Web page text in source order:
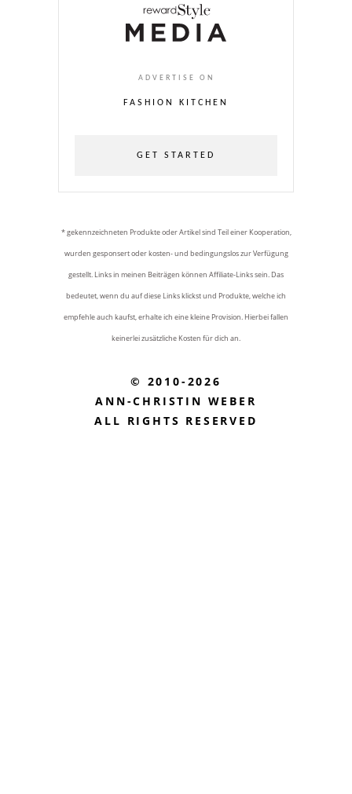
ADVERTISE ON
FASHION KITCHEN
GET STARTED
* gekennzeichneten Produkte oder Artikel sind Teil einer Kooperation,
wurden gesponsert oder kosten- und bedingungslos zur Verfügung
gestellt. Links in meinen Beiträgen können Affiliate-Links sein. Das
bedeutet, wenn du auf diese Links klickst und Produkte, welche ich
empfehle auch kaufst, erhalte ich eine kleine Provision. Hierbei fallen
keinerlei zusätzliche Kosten für dich an.
© 2010-2026
ANN-CHRISTIN WEBER
ALL RIGHTS RESERVED